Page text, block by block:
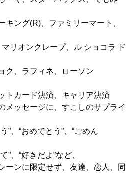
、ファミリーマート、
レープ、ル ショコラ ド
フィネ、ローソン
カード決済、キャリア決済
メッセージに、すこしのサプライ
めでとう”、“ごめん
きだよ”など、
定せず、友達、恋人、同